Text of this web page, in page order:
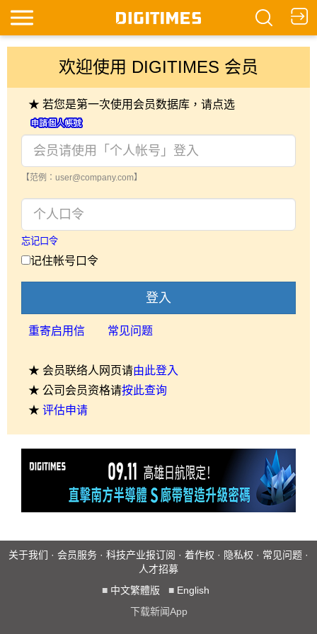
欢迎使用 DIGITIMES 会员
★ 若您是第一次使用会员数据库，请点选
【范例：user@company.com】
忘记口令
记住帐号口令
登入
重寄启用信 常见问题
★ 会员联络人网页请由此登入
★ 公司会员资格请按此查询
★ 评估申请
关于我们 · 会员服务 · 科技产业报订阅 · 着作权 · 隐私权 · 常见问题 ·
人才招募
■ 中文繁體版 ■ English
下载新闻App